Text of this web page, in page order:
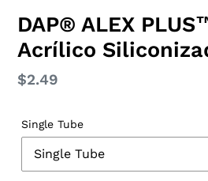
DAP® ALEX
Acrílico
Regular
$2.49
Single Tube